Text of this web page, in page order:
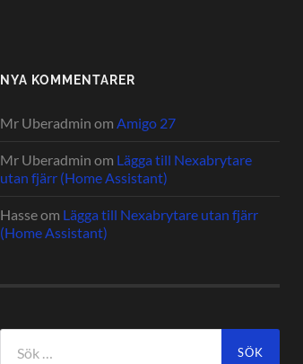
NYA KOMMENTARER
Mr Uberadmin om Amigo 27
Mr Uberadmin om Lägga till Nexabrytare
utan fjärr (Home Assistant)
Hasseom Lägga till Nexabrytare utan fjärr
(Home Assistant)
efter: